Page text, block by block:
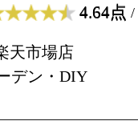
4.64点 /
天市場店
デン・DIY